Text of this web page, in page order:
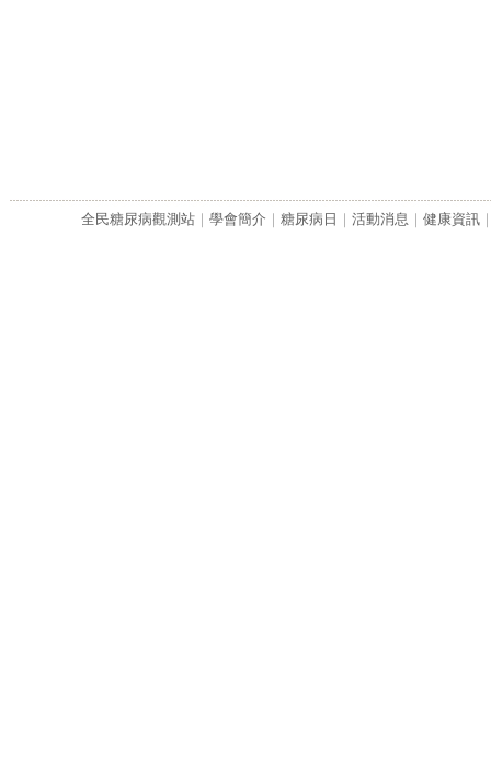
全民糖尿病觀測站｜ 學會簡介 糖尿病日 活動消息 健康資訊